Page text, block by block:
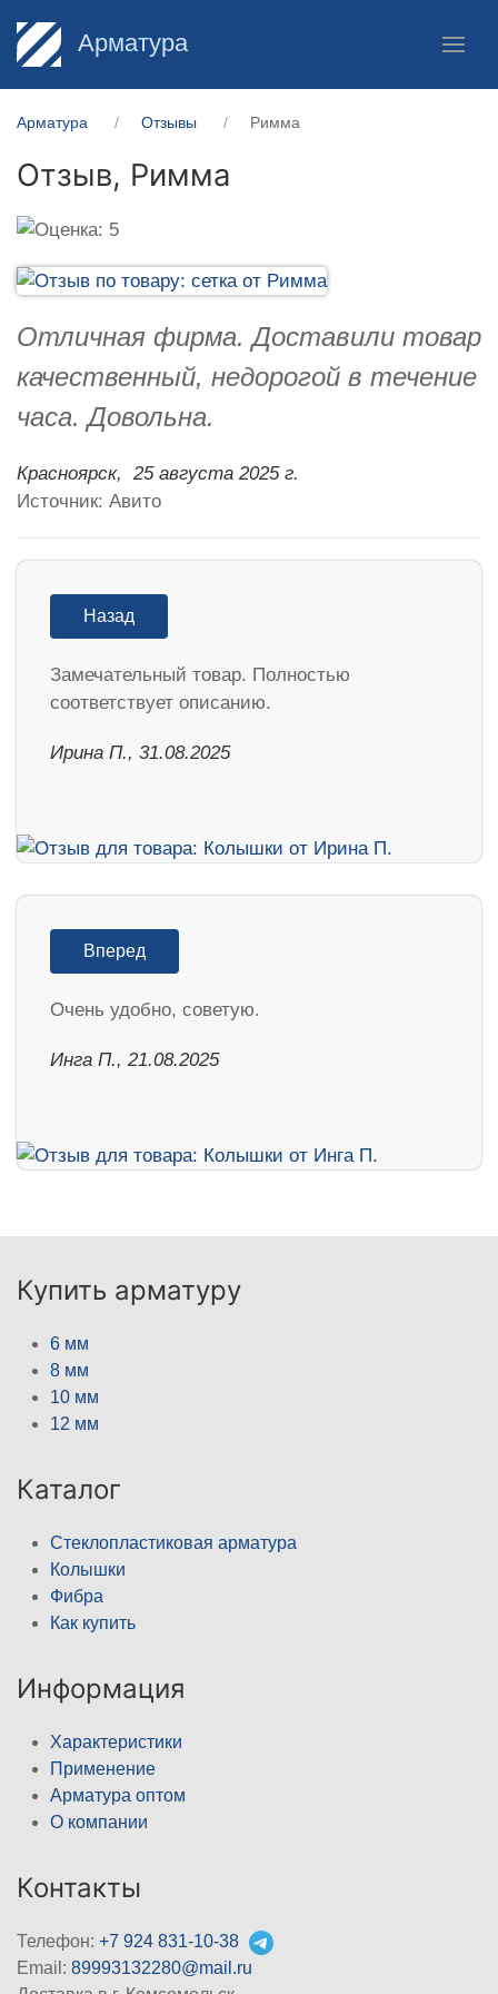
Арматура
Арматура Отзывы Римма
Отзыв, Римма
Отличная фирма. Доставили товар
качественный, недорогой в течение
часа. Довольна.
Красноярск,
25 августа 2025 г.
Источник: Авито
Назад
Замечательный товар. Полностью
соответствует описанию.
Ирина П., 31.08.2025
Вперед
Очень удобно, советую.
Инга П., 21.08.2025
Купить арматуру
6 мм
8 мм
10 мм
12 мм
Каталог
Стеклопластиковая арматура
Колышки
Фибра
Как купить
Информация
Характеристики
Применение
Арматура оптом
О компании
Контакты
Телефон: +7 924 831-10-38
Email: 89993132280@mail.ru